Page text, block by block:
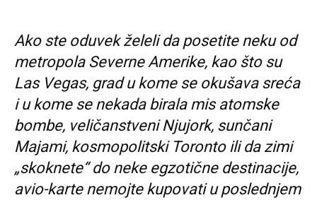
Ako ste oduvek želeli da posetite neku od
metropola Severne Amerike, kao što su
Las Vegas, grad u kome se okušava sreća
i u kome se nekada birala mis atomske
bombe, veličanstveni Njujork, sunčani
Majami, kosmopolitski Toronto ili da zimi
„skoknete“ do neke egzotične destinacije,
avio-karte nemojte kupovati u poslednjem